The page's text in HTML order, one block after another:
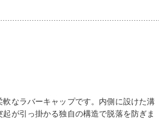
なラバーキャップです。内側に設けた溝
が引っ掛かる独自の構造で脱落を防ぎま